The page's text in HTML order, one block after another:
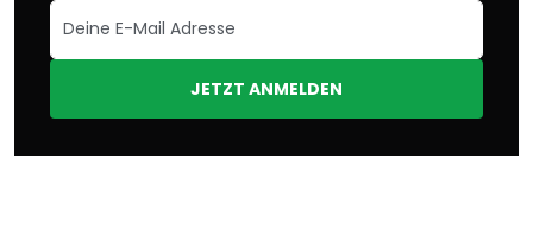
JETZT ANMELDEN